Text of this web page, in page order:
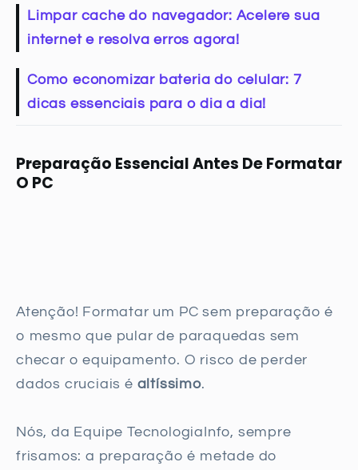
Limpar cache do navegador: Acelere sua
internet e resolva erros agora!
Como economizar bateria do celular: 7
dicas essenciais para o dia a dia!
Preparação Essencial Antes De Formatar
O PC
Atenção! Formatar um PC sem preparação é
o mesmo que pular de paraquedas sem
checar o equipamento. O risco de perder
dados cruciais é altíssimo.
Nós, da Equipe TecnologiaInfo, sempre
frisamos: a preparação é metade do